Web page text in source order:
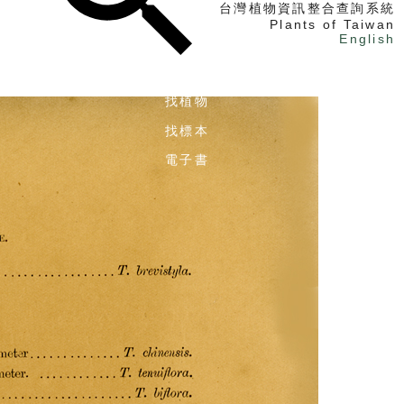
台灣植物資訊整合查詢系統
Plants of Taiwan
English
找植物
找標本
電子書